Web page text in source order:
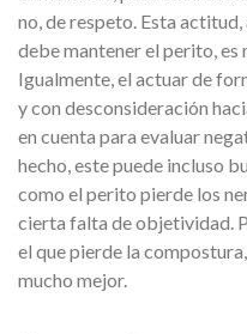
no, de respeto. Esta
debe mantener el perito,
Igualmente, el actuar de
y con desconsideración
en cuenta para evaluar
hecho, este puede incluso
como el perito pierde los
cierta falta de objetividad.
el que pierde la
mucho mejor.